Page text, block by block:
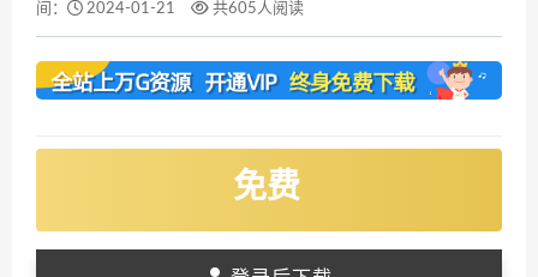
间：
2024-01-21 共605人阅读
免费